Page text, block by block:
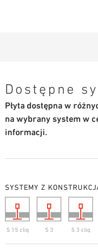
Dostępne
Płyta dostępna w
na wybrany system w
informacji.
SYSTEMY Z
S 15 cliq S 3 S 3 cliq